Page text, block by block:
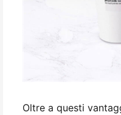
Oltre a questi